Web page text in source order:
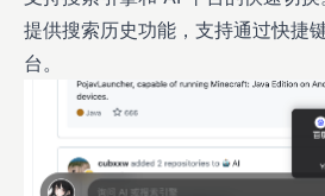
提供搜索历史功能，支持通过快捷
台。